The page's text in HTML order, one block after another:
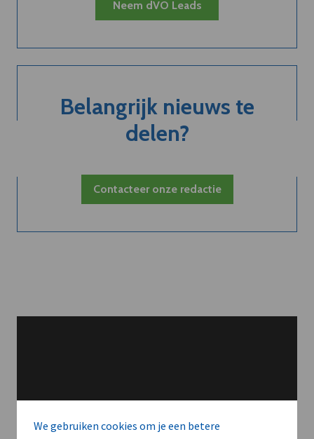
We gebruiken cookies om je een betere
Neem dVO Leads
Belangrijk nieuws te
delen?
Contacteer onze redactie